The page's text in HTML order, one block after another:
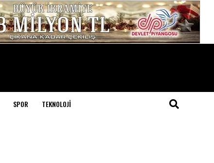
SPOR TEKNOLOJI